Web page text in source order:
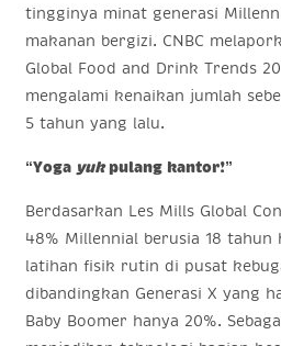
tingginya minat generasi
makanan bergizi. CNBC
Global Food and Drink Trends
mengalami kenaikan jumlah
5 tahun yang lalu.
“Yoga yukpulang kantor!”
Berdasarkan Les Mills Global
48% Millennial berusia 18 tahun
latihan fisik rutin di pusat
dibandingkan Generasi X yang
Baby Boomer hanya 20%.